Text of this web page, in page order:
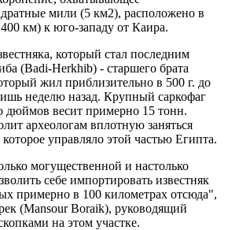
мили (5 км2), расположено в
км) к юго-западу от Каира.
который стал последним
(Badi-Herkhib) - старшего брата
жил приблизительно в 500 г. до
неделю назад. Крупный саркофаг
дюймов весит примерно 15 тонн.
археологам вплотную заняться
управляло этой частью Египта.
могущественной и настолько
себе импортировать известняк
примерно в 100 километрах отсюда",
(Mansour Boraik), руководящий
на этом участке.